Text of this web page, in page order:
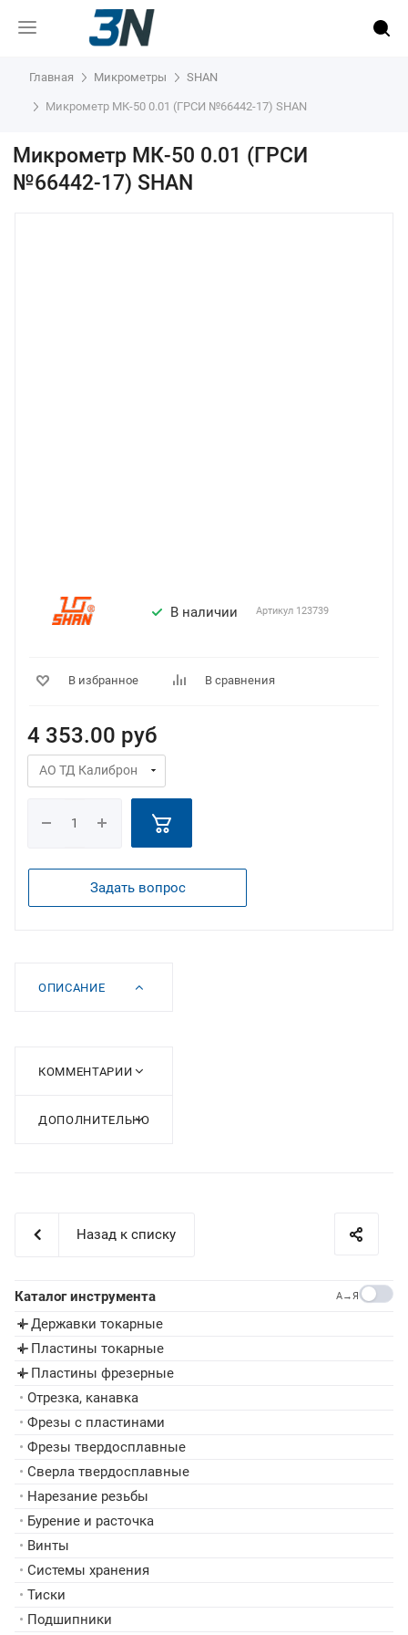
Главная Микрометры SHAN
Микрометр МК-50 0.01 (ГРСИ №66442-17) SHAN
Микрометр МК-50 0.01 (ГРСИ
№66442-17) SHAN
В наличии Артикул 123739
В избранное В сравнения
4 353.00 руб
Задать вопрос
ОПИСАНИЕ
КОММЕНТАРИИ
ДОПОЛНИТЕЛЬНО
Назад к списку
Каталог инструмента A→Я
▸ Державки токарные
▸ Пластины токарные
▸ Пластины фрезерные
• Отрезка, канавка
• Фрезы с пластинами
• Фрезы твердосплавные
• Сверла твердосплавные
• Нарезание резьбы
• Бурение и расточка
• Винты
• Системы хранения
• Тиски
• Подшипники